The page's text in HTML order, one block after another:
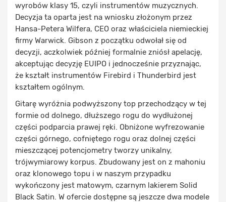
wyrobów klasy 15, czyli instrumentów muzycznych.
Decyzja ta oparta jest na wniosku złożonym przez
Hansa-Petera Wilfera, CEO oraz właściciela niemieckiej
firmy Warwick. Gibson z początku odwołał się od
decyzji, aczkolwiek później formalnie zniósł apelację,
akceptując decyzję EUIPO i jednocześnie przyznając,
że kształt instrumentów Firebird i Thunderbird jest
kształtem ogólnym.
Gitarę wyróżnia podwyższony top przechodzący w tej
formie od dolnego, dłuższego rogu do wydłużonej
części podparcia prawej ręki. Obniżone wyfrezowanie
części górnego, cofniętego rogu oraz dolnej części
mieszczącej potencjometry tworzy unikalny,
trójwymiarowy korpus. Zbudowany jest on z mahoniu
oraz klonowego topu i w naszym przypadku
wykończony jest matowym, czarnym lakierem Solid
Black Satin. W ofercie dostępne są jeszcze dwa modele